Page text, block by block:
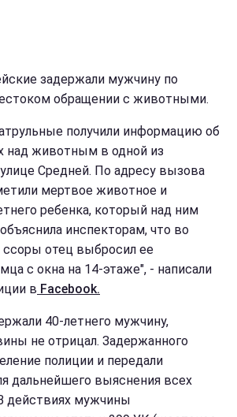
задержали мужчину по
обращении с животными.
получили информацию об
над животным в одной из
Средней. По адресу вызова
мертвое животное и
ребенка, который над ним
инспекторам, что во
отец выбросил ее
с окна на 14-этаже", - написали
в Facebook.
40-летнего мужчину,
не отрицал. Задержанного
полиции и передали
дальнейшего выяснения всех
действиях мужчины